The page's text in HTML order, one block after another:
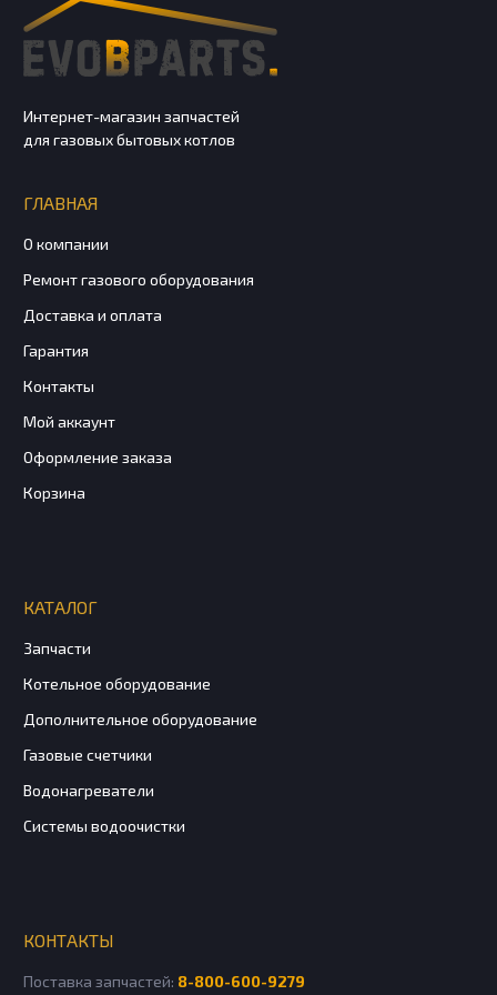
Интернет-магазин запчастей
для газовых бытовых котлов
ГЛАВНАЯ
О компании
Ремонт газового оборудования
Доставка и оплата
Гарантия
Контакты
Мой аккаунт
Оформление заказа
Корзина
КАТАЛОГ
Запчасти
Котельное оборудование
Дополнительное оборудование
Газовые счетчики
Водонагреватели
Системы водоочистки
КОНТАКТЫ
Поставка запчастей: 8-800-600-9279